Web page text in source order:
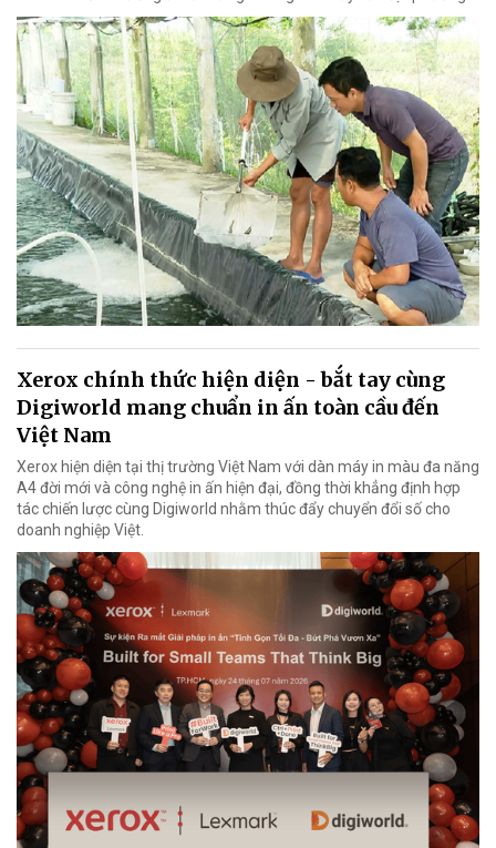
Xerox chính thức hiện diện - bắt tay cùng
Digiworld mang chuẩn in ấn toàn cầu đến
Việt Nam
Xerox hiện diện tại thị trường Việt Nam với dàn máy in màu đa năng
A4 đời mới và công nghệ in ấn hiện đại, đồng thời khẳng định hợp
tác chiến lược cùng Digiworld nhằm thúc đẩy chuyển đổi số cho
doanh nghiệp Việt.